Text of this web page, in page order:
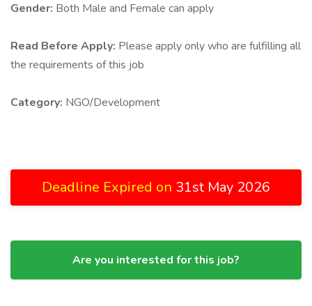
Gender: Both Male and Female can apply
Read Before Apply: Please apply only who are fulfilling all
the requirements of this job
Category: NGO/Development
Deadline Expired on 31st May 2026
Are you interested for this job?